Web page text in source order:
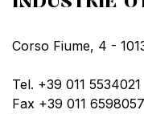
Corso Fiume, 4 -
Tel. +39 011 5534021
Fax +39 011 6598057